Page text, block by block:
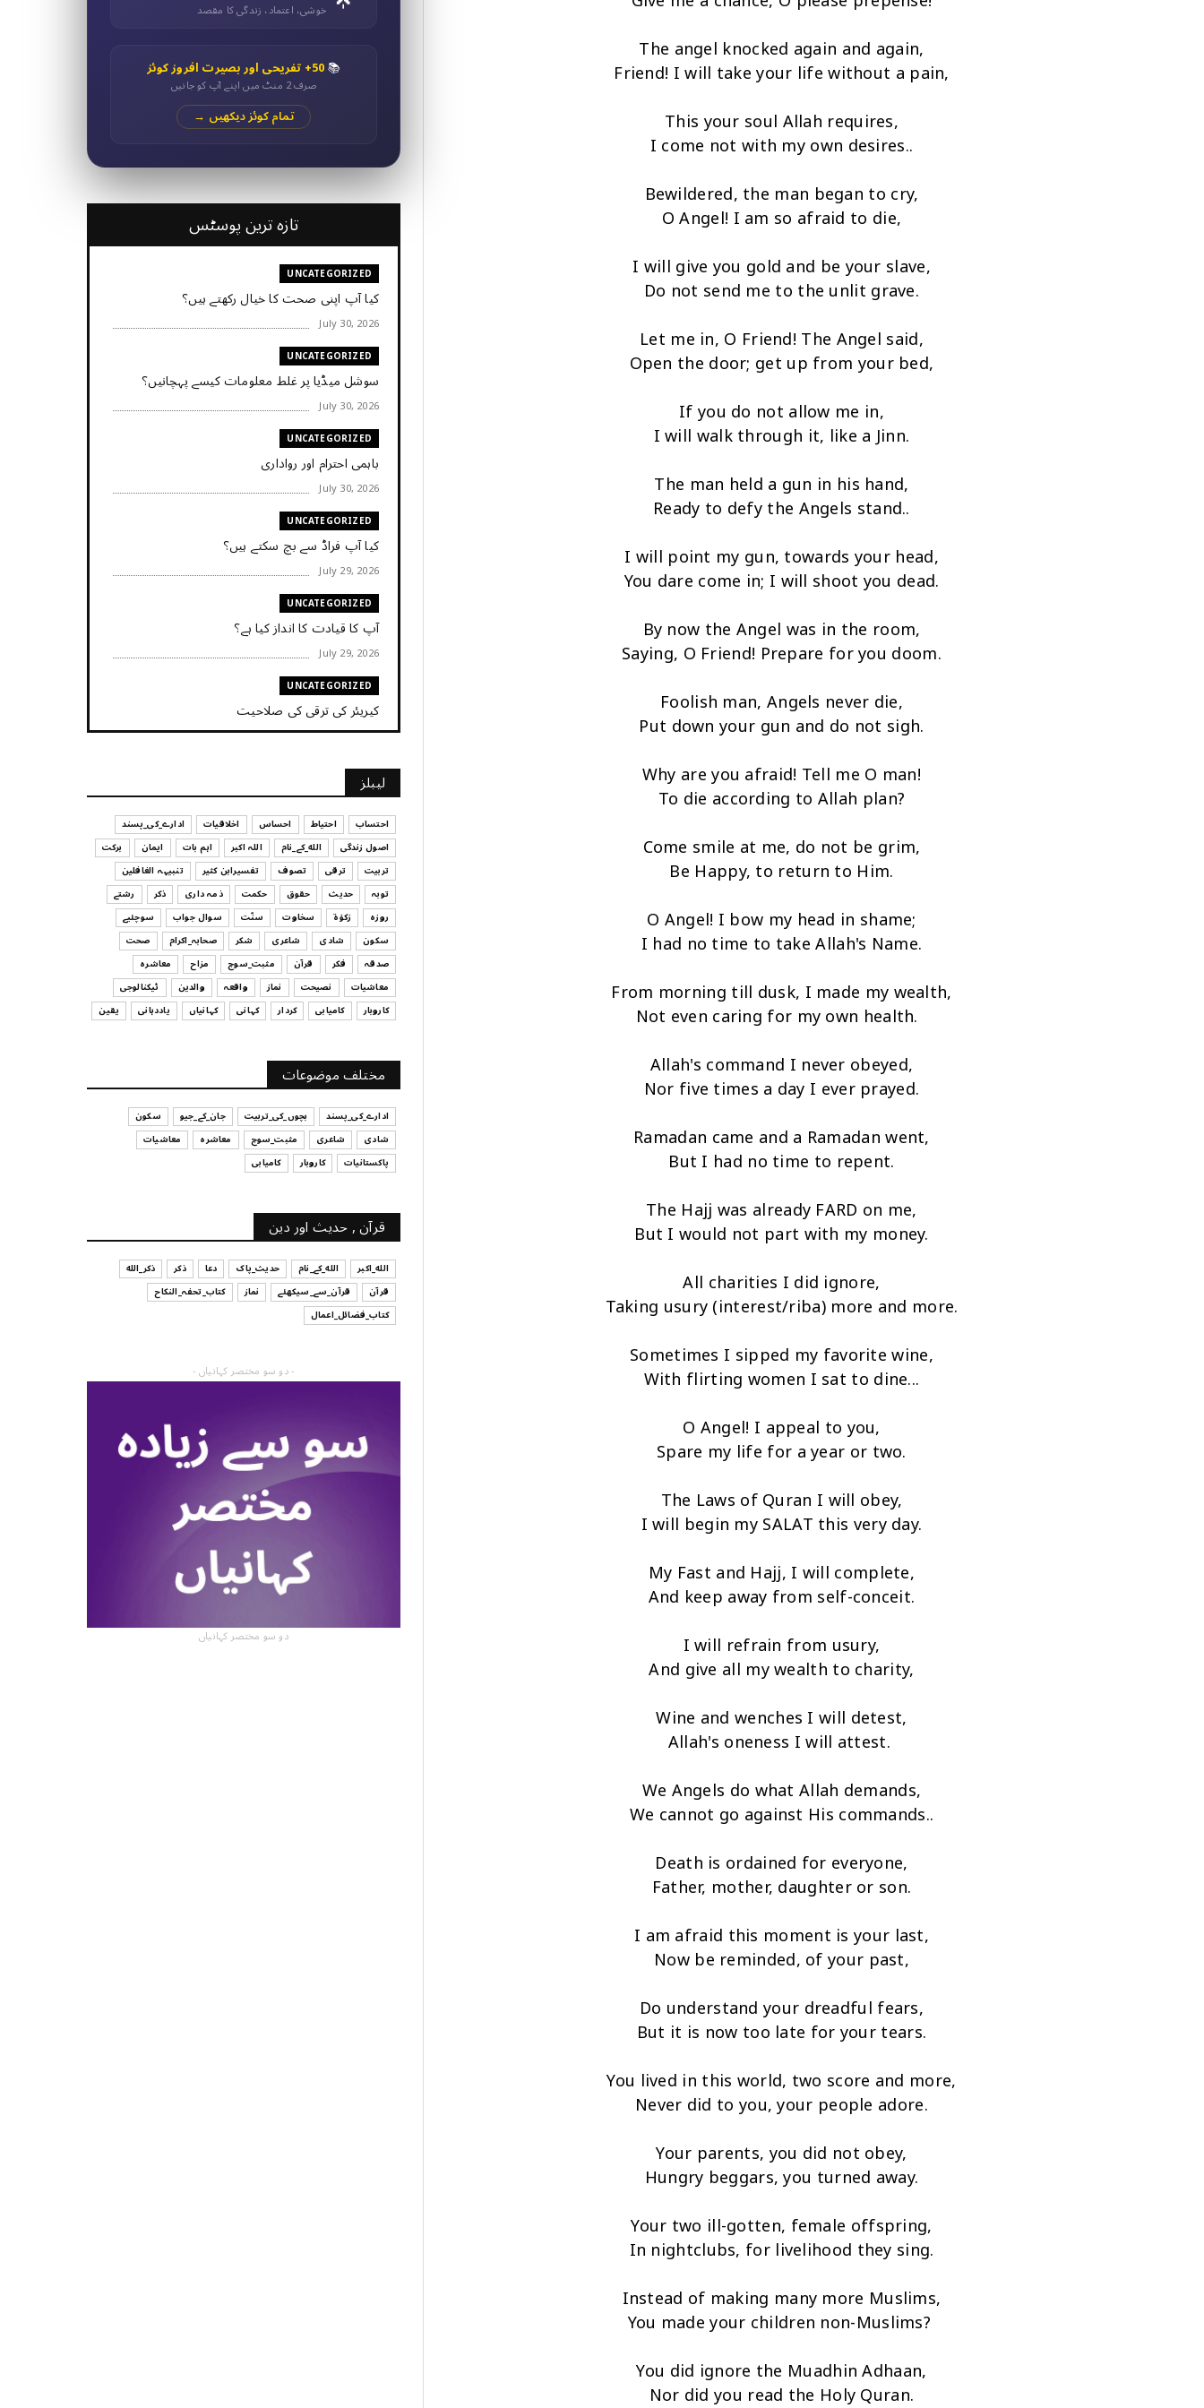
The angel knocked again and again,
Friend! I will take your life without a pain,
This your soul Allah requires,
I come not with my own desires..
Bewildered, the man began to cry,
O Angel! I am so afraid to die,
I will give you gold and be your slave,
Do not send me to the unlit grave.
Let me in, O Friend! The Angel said,
Open the door; get up from your bed,
If you do not allow me in,
I will walk through it, like a Jinn.
The man held a gun in his hand,
Ready to defy the Angels stand..
I will point my gun, towards your head,
You dare come in; I will shoot you dead.
By now the Angel was in the room,
Saying, O Friend! Prepare for you doom.
Foolish man, Angels never die,
Put down your gun and do not sigh.
Why are you afraid! Tell me O man!
To die according to Allah plan?
Come smile at me, do not be grim,
Be Happy, to return to Him.
O Angel! I bow my head in shame;
I had no time to take Allah's Name.
From morning till dusk, I made my wealth,
Not even caring for my own health.
Allah's command I never obeyed,
Nor five times a day I ever prayed.
Ramadan came and a Ramadan went,
But I had no time to repent.
The Hajj was already FARD on me,
But I would not part with my money.
All charities I did ignore,
Taking usury (interest/riba) more and more.
Sometimes I sipped my favorite wine,
With flirting women I sat to dine...
O Angel! I appeal to you,
Spare my life for a year or two.
The Laws of Quran I will obey,
I will begin my SALAT this very day.
My Fast and Hajj, I will complete,
And keep away from self-conceit.
I will refrain from usury,
And give all my wealth to charity,
Wine and wenches I will detest,
Allah's oneness I will attest.
We Angels do what Allah demands,
We cannot go against His commands..
Death is ordained for everyone,
Father, mother, daughter or son.
I am afraid this moment is your last,
Now be reminded, of your past,
Do understand your dreadful fears,
But it is now too late for your tears.
You lived in this world, two score and more,
Never did to you, your people adore.
Your parents, you did not obey,
Hungry beggars, you turned away.
Your two ill-gotten, female offspring,
In nightclubs, for livelihood they sing.
Instead of making many more Muslims,
You made your children non-Muslims?
You did ignore the Muadhin Adhaan,
Nor did you read the Holy Quran.
خوشی، اعتماد، زندگی کا مقصد
📚50+ تفریحی اور بصیرت افروز کوئز
صرف 2 منٹ میں اپنے آپ کو جانیں
تمام کوئز دیکھیں →
تازہ ترین پوسٹس
UNCATEGORIZED
کیا آپ اپنی صحت کا خیال رکھتے ہیں؟
July 30, 2026
UNCATEGORIZED
سوشل میڈیا پر غلط معلومات کیسے پہچانیں؟
July 30, 2026
UNCATEGORIZED
باہمی احترام اور رواداری
July 30, 2026
UNCATEGORIZED
کیا آپ فراڈ سے بچ سکتے ہیں؟
July 29, 2026
UNCATEGORIZED
آپ کا قیادت کا انداز کیا ہے؟
July 29, 2026
UNCATEGORIZED
کیریئر کی ترقی کی صلاحیت
July 29, 2026
UNCATEGORIZED
کیا آپ اپنے باس کو مؤثر طریقے سے منظم کر رہے
ہیں
July 29, 2026
UNCATEGORIZED
اس وقت آپ کا موڈ کیسا ہے؟
July 29, 2026
UNCATEGORIZED
قرض لینے اور دینے میں ہوشیاری
July 29, 2026
آپ کا فیصلہ کرنے کا انداز
July 29, 2026
لیبلز
احتساب احتیاط احساس اخلاقیات
ادارے_کی_پسند
اصول زندگی
الله_کے_نام اللہ اکبر اہم بات ایمان
برکت
تربیت
ترقی تصوف تفسیرابن کثیر
تنبیہہ الغافلین
توبہ
حدیث حقوق حکمت ذمہ داری ذکر
رشتے
روزہ
زکوٰۃ سخاوت سنّت سوال جواب
سوچئیے
سکون
شادی شاعری شکر صحابہ_اکرام
صحت
صدقہ
فکر قرآن مثبت_سوچ مزاح
معاشرہ
معاشیات
نصیحت نماز واقعہ والدین
ٹیکنالوجی
کاروبار
کامیابی کردار کہانی کہانیاں یاددہانی یقین
مختلف موضوعات
ادارے_کی_پسند بچوں_کی_تربیت جان_کے_جیو
سکون
شادی
شاعری مثبت_سوچ معاشرہ
معاشیات
پاکستانیات
کاروبار کامیابی
قرآن , حدیث اور دین
الله_اکبر الله_کے_نام حدیث_پاک دعا ذکر
ذکر_الله
قرآن
قرآن_سے_سیکھئے نماز
کتاب_تحفہ_النکاح
کتاب_فضائل_اعمال
- دو سو مختصر کہانیاں -
دو سو مختصر کہانیاں